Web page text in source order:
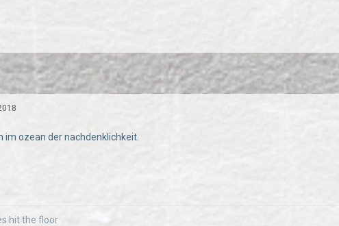
im ozean der nachdenklichkeit.
hit the floor